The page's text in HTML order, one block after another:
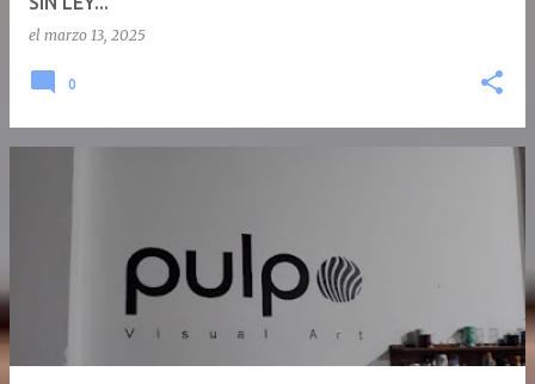
el marzo 13, 2025
0